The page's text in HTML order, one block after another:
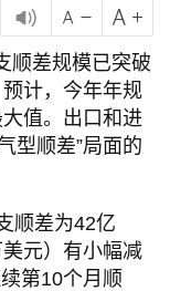
顺差规模已突破
计，今年年规
值。出口和进
型顺差”局面的
顺差为42亿
元）有小幅减
第10个月顺